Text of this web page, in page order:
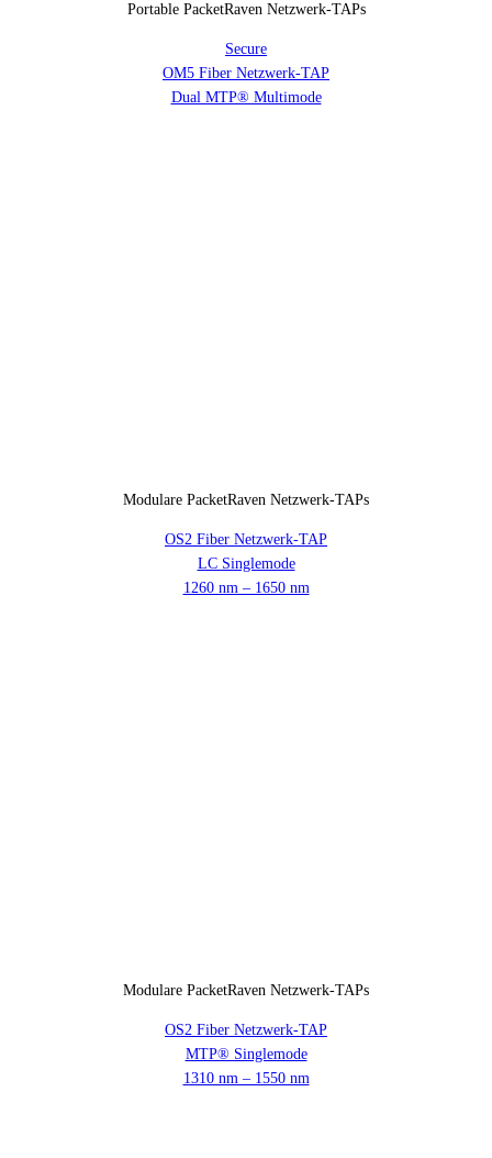
Portable PacketRaven Netzwerk-TAPs
Secure
OM5 Fiber Netzwerk-TAP
Dual MTP® Multimode
Modulare PacketRaven Netzwerk-TAPs
OS2 Fiber Netzwerk-TAP
LC Singlemode
1260 nm – 1650 nm
Modulare PacketRaven Netzwerk-TAPs
OS2 Fiber Netzwerk-TAP
MTP® Singlemode
1310 nm – 1550 nm